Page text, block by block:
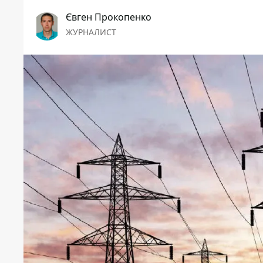
Євген Прокопенко
ЖУРНАЛИСТ